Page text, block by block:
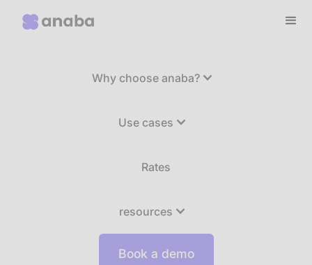
Why choose anaba?
Use cases
Rates
resources
Book a demo